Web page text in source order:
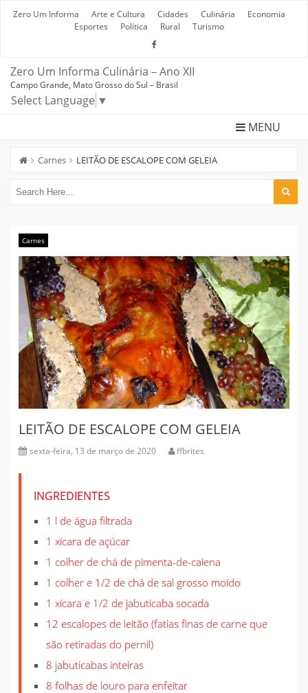
Zero Um Informa Arte e Cultura Cidades Culinária
Economia
Esportes
Política Rural Turismo
Zero Um Informa Culinária – Ano XII
Campo Grande, Mato Grosso do Sul – Brasil
Select Language ▼
MENU
Carnes LEITÃO DE ESCALOPE COM GELEIA
Carnes
LEITÃO DE ESCALOPE COM GELEIA
sexta-feira, 13 de março de 2020 ffbrites
INGREDIENTES
1 l de água filtrada
1 xícara de açúcar
1 colher de chá de pimenta-de-caiena
1 colher e 1/2 de chá de sal grosso moído
1 xícara e 1/2 de jabuticaba socada
12 escalopes de leitão (fatias finas de carne que
são retiradas do pernil)
8 jabuticabas inteiras
8 folhas de louro para enfeitar